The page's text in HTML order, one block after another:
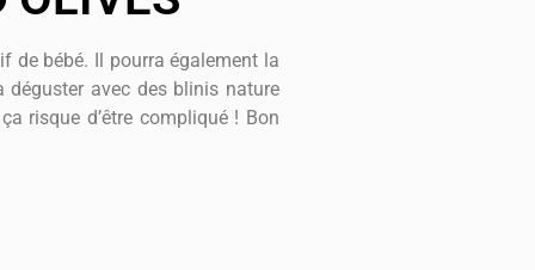
de bébé. Il pourra également la
déguster avec des blinis nature
risque d’être compliqué ! Bon